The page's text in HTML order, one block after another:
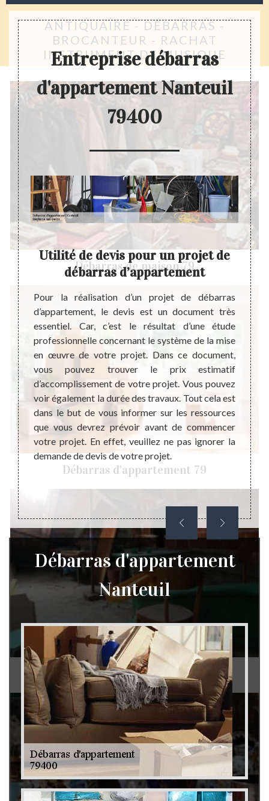
ANTIQUAIRE - DÉBARRAS -
BROCANTEUR - RACHAT
INSTRUMENT DE MUSIQUE
Débarras de maison 79
Débarras d'appartement 79
Débarras de grenier et cave 79
Entreprise débarras
d'appartement Nanteuil
79400
et
A ce
de
très
la
est
vos
votre
Utilité de devis pour un projet de
débarras d’appartement
Pour la réalisation d’un projet de débarras
d’appartement, le devis est un document très
essentiel. Car, c’est le résultat d’une étude
professionnelle concernant le système de la mise
en œuvre de votre projet. Dans ce document,
vous pouvez trouver le prix estimatif
d’accomplissement de votre projet. Vous pouvez
voir également la durée des travaux. Tout cela est
dans le but de vous informer sur les ressources
que vous devrez prévoir avant de commencer
votre projet. En effet, veuillez ne pas ignorer la
demande de devis de votre projet.
sont
Cela
de
de
à un
avec
très
Débarras d'appartement
Nanteuil